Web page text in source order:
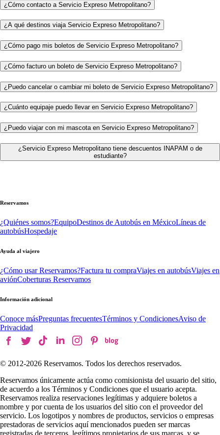
¿Cómo contacto a Servicio Expreso Metropolitano?
¿A qué destinos viaja Servicio Expreso Metropolitano?
¿Cómo pago mis boletos de Servicio Expreso Metropolitano?
¿Cómo facturo un boleto de Servicio Expreso Metropolitano?
¿Puedo cancelar o cambiar mi boleto de Servicio Expreso Metropolitano?
¿Cuánto equipaje puedo llevar en Servicio Expreso Metropolitano?
¿Puedo viajar con mi mascota en Servicio Expreso Metropolitano?
¿Servicio Expreso Metropolitano tiene descuentos INAPAM o de
estudiante?
Reservamos
¿Quiénes somos?EquipoDestinos de Autobús en MéxicoLíneas de
autobúsHospedaje
Ayuda al viajero
¿Cómo usar Reservamos?Factura tu compraViajes en autobúsViajes en
aviónCoberturas Reservamos
Información adicional
Conoce másPreguntas frecuentesTérminos y CondicionesAviso de
Privacidad
© 2012-2026 Reservamos. Todos los derechos reservados.
Reservamos únicamente actúa como comisionista del usuario del sitio,
de acuerdo a los Términos y Condiciones que el usuario acepta.
Reservamos realiza reservaciones legítimas y adquiere boletos a
nombre y por cuenta de los usuarios del sitio con el proveedor del
servicio. Los logotipos y nombres de productos, servicios o empresas
prestadoras de servicios aquí mencionados pueden ser marcas